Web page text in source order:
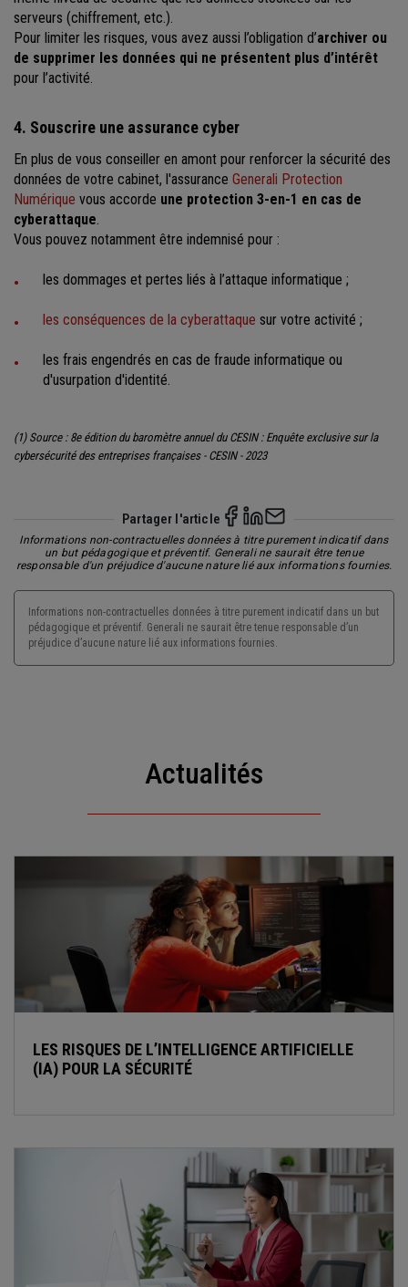
serveurs (chiffrement, etc.).
Pour limiter les risques, vous avez aussi l’obligation d’archiver ou
de supprimer les données qui ne présentent plus d’intérêt
pour l’activité.
4. Souscrire une assurance cyber
En plus de vous conseiller en amont pour renforcer la sécurité des
données de votre cabinet, l'assurance Generali Protection
Numérique vous accorde une protection 3-en-1 en cas de
cyberattaque
Vous pouvez notamment être indemnisé pour :
les dommages et pertes liés à l’attaque informatique ;
les conséquences de la cyberattaque sur votre activité ;
les frais engendrés en cas de fraude informatique ou
d'usurpation d'identité.
(1) Source : 8e édition du baromètre annuel du CESIN : Enquête exclusive sur la
cybersécurité des entreprises françaises - CESIN - 2023
Partager l'article
Informations non-contractuelles données à titre purement indicatif dans
un but pédagogique et préventif. Generali ne saurait être tenue
responsable d'un préjudice d'aucune nature lié aux informations fournies.
Informations non-contractuelles données à titre purement indicatif dans un but
pédagogique et préventif. Generali ne saurait être tenue responsable d’un
préjudice d’aucune nature lié aux informations fournies.
Actualités
LES RISQUES DE L’INTELLIGENCE ARTIFICIELLE
(IA) POUR LA SÉCURITÉ